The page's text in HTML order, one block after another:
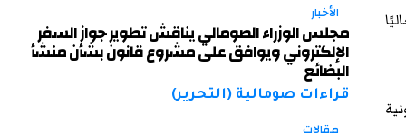
الأخبار
مجلس الوزراء الصومالي يناقش تطوير جواز السفر
الإلكتروني ويوافق على مشروع قانون بشأن منشأ
البضائع
قراءات صومالية (التحرير)
مقالات